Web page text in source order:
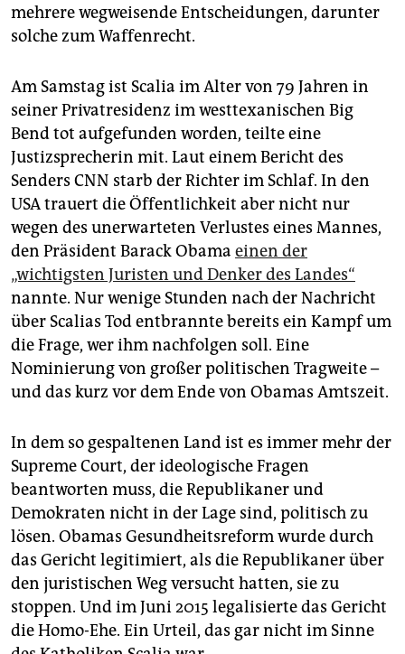
mehrere wegweisende Entscheidungen, darunter
solche zum Waffenrecht.
Am Samstag ist Scalia im Alter von 79 Jahren in
seiner Privatresidenz im westtexanischen Big
Bend tot aufgefunden worden, teilte eine
Justizsprecherin mit. Laut einem Bericht des
Senders CNN starb der Richter im Schlaf. In den
USA trauert die Öffentlichkeit aber nicht nur
wegen des unerwarteten Verlustes eines Mannes,
den Präsident Barack Obama einen der
„wichtigsten Juristen und Denker des Landes“
nannte. Nur wenige Stunden nach der Nachricht
über Scalias Tod entbrannte bereits ein Kampf um
die Frage, wer ihm nachfolgen soll. Eine
Nominierung von großer politischen Tragweite –
und das kurz vor dem Ende von Obamas Amtszeit.
In dem so gespaltenen Land ist es immer mehr der
Supreme Court, der ideologische Fragen
beantworten muss, die Republikaner und
Demokraten nicht in der Lage sind, politisch zu
lösen. Obamas Gesundheitsreform wurde durch
das Gericht legitimiert, als die Republikaner über
den juristischen Weg versucht hatten, sie zu
stoppen. Und im Juni 2015 legalisierte das Gericht
die Homo-Ehe. Ein Urteil, das gar nicht im Sinne